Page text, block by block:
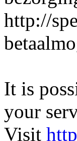
http://
It is
your
Visit